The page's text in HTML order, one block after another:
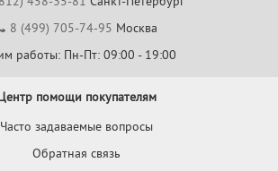
8 (499) 705-74-95 Москва
работы: Пн-Пт: 09:00 - 19:00
помощи покупателям
Часто задаваемые вопросы
Обратная связь